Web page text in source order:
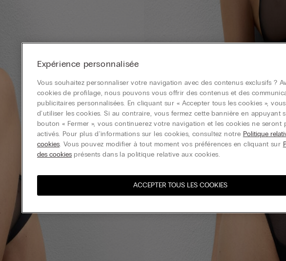
Expérience personnalisée
Vous souhaitez personnaliser votre navigation avec des contenus exclusifs ?
cookies de profilage, nous pouvons vous offrir des contenus et des
publicitaires personnalisées. En cliquant sur « Accepter tous les cookies »,
d'utiliser les cookies. Si au contraire, vous fermez cette bannière en appuyant
bouton « Fermer », vous continuerez votre navigation et les cookies ne seront
activés. Pour plus d'informations sur les cookies, consultez notre Politique
cookies. Vous pouvez modifier à tout moment vos préférences en cliquant sur
des cookies présents dans la politique relative aux cookies.
ACCEPTER TOUS LES COOKIES